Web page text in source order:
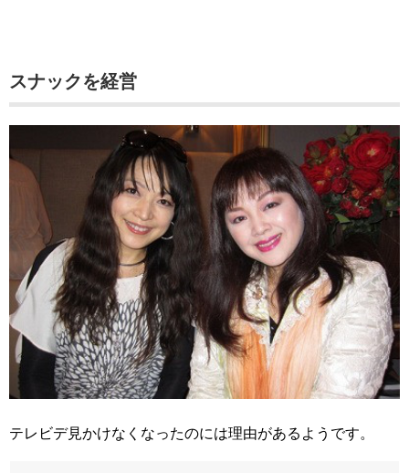
スナックを経営
テレビデ見かけなくなったのには理由があるようです。